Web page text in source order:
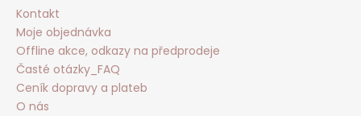
Kontakt
Moje objednávka
Offline akce, odkazy na předprodeje
Časté otázky_FAQ
Ceník dopravy a plateb
O nás